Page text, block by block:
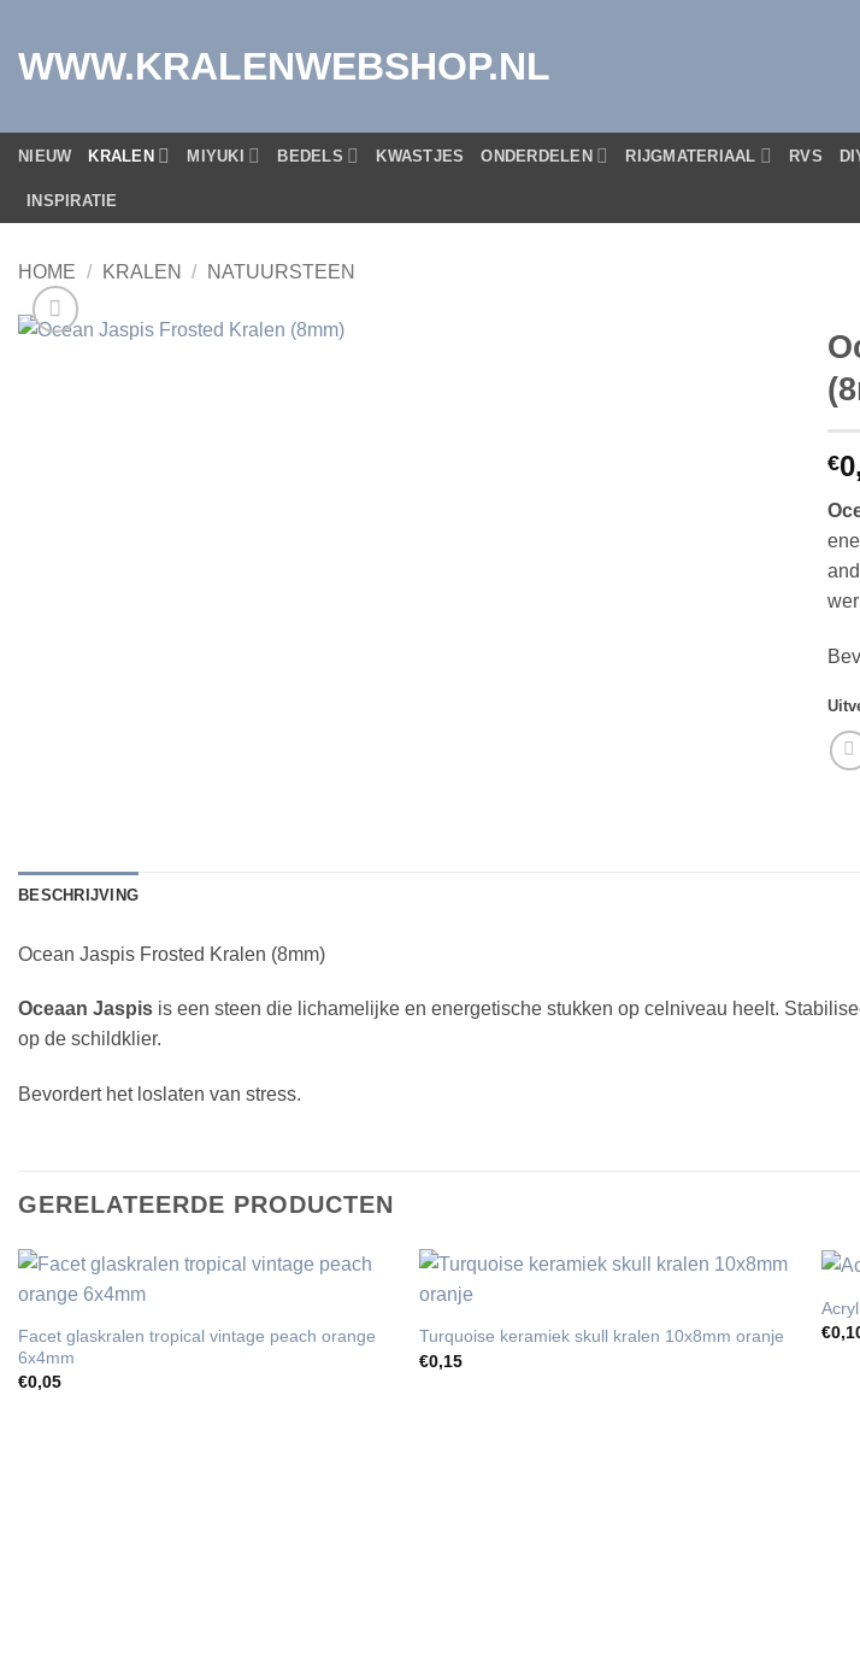
inhoud
WWW.KRALENWEBSHOP.NL
NIEUW KRALEN MIYUKI BEDELS KWASTJES ONDERDELEN RIJGMATERIAAL RVS
INSPIRATIE
HOME / KRALEN / NATUURSTEEN
€
BESCHRIJVING
Ocean Jaspis Frosted Kralen (8mm)
Oceaan Jaspis is een steen die lichamelijke en energetische stukken op celniveau heelt.
op de schildklier.
Bevordert het loslaten van stress.
GERELATEERDE PRODUCTEN
Facet glaskralen tropical vintage peach orange
6x4mm
€0,05
Turquoise keramiek skull kralen 10x8mm oranje
€0,15
€